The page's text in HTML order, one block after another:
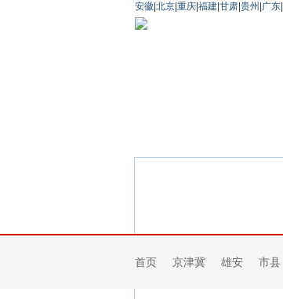
安徽 北京 重庆 福建 甘肃 贵州 广东
首页 京津冀 雄安 市县